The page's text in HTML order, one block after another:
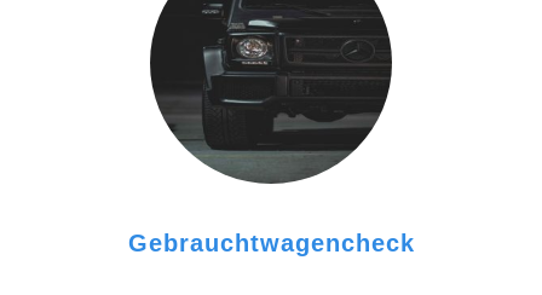
Gebrauchtwagencheck